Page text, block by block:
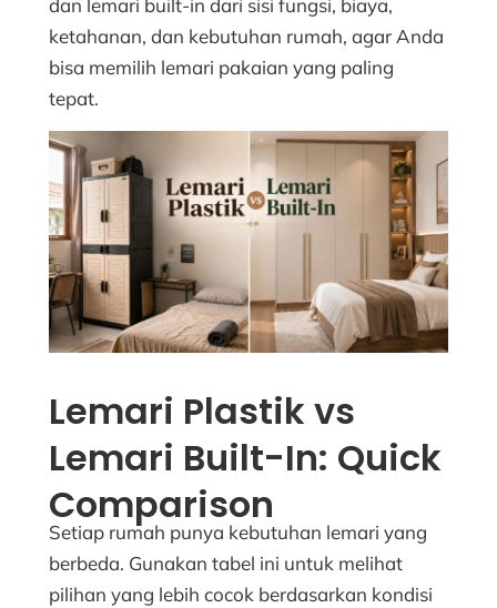
dan lemari built-in dari sisi fungsi, biaya,
ketahanan, dan kebutuhan rumah, agar Anda
bisa memilih lemari pakaian yang paling
tepat.
Lemari Plastik vs
Lemari Built-In: Quick
Comparison
Setiap rumah punya kebutuhan lemari yang
berbeda. Gunakan tabel ini untuk melihat
pilihan yang lebih cocok berdasarkan kondisi